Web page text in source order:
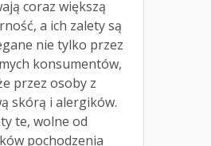
coraz większą
a ich zalety są
nie tylko przez
konsumentów,
przez osoby z
skórą i alergików.
te, wolne od
pochodzenia